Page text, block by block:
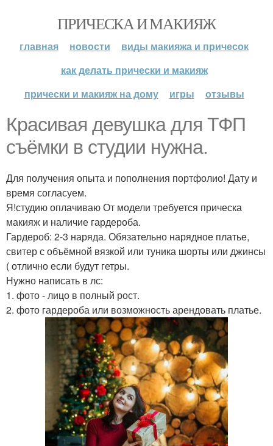
ПРИЧЕСКА И МАКИЯЖ
главная новости
виды макияжа и причесок
как делать прически и макияж
прически и макияж на дому
игры отзывы
Красивая девушка для ТФП
съёмки в студии нужна.
Для получения опыта и пополнения портфолио! Дату и
время согласуем.
Я!студию оплачиваю От модели требуется прическа
макияж и наличие гардероба.
Гардероб: 2-3 наряда. Обязательно нарядное платье,
свитер с объёмной вязкой или туника шорты или джинсы
( отлично если будут гетры.
Нужно написать в лс:
1. фото - лицо в полный рост.
2. фото гардероба или возможность арендовать платье.